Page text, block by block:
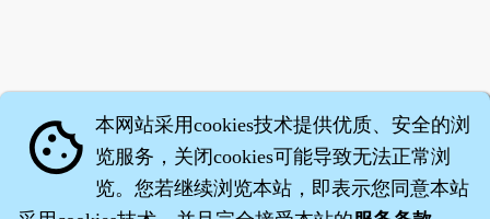
cookie 本网站采用cookies技术提供优质、安全的浏
览服务，关闭cookies可能导致无法正常浏
览。您若继续浏览本站，即表示您同意本站